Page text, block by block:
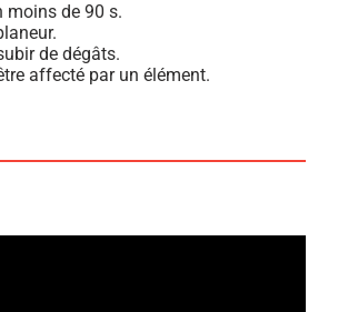
moins de 90 s.
de dégâts.
affecté par un élément.